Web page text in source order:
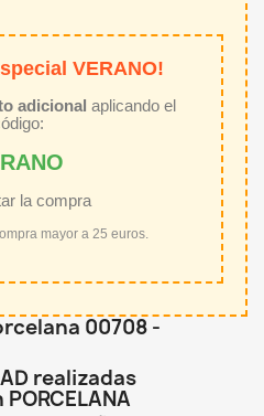
VERANO!
adicional aplicando el
la compra
mayor a 25 euros.
00708 -
realizadas
PORCELANA